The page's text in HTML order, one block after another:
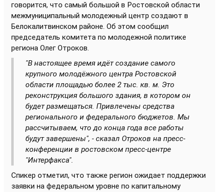
говорится, что самый большой в Ростовской области
межмуниципальный молодежный центр создают в
Белокалитвинском районе. Об этом сообщил
председатель комитета по молодежной политике
региона Олег Отроков.
"В настоящее время идёт создание самого
крупного молодёжного центра Ростовской
области площадью более 2 тыс. кв. м. Это
реконструкция большого здания, в котором он
будет размещаться. Привлечены средства
регионального и федерального бюджетов. Мы
рассчитываем, что до конца года все работы
будут завершены", - сказал Отроков на пресс-
конференции в ростовском пресс-центре
"Интерфакса".
Спикер отметил, что также регион ожидает поддержки
заявки на федеральном уровне по капитальному